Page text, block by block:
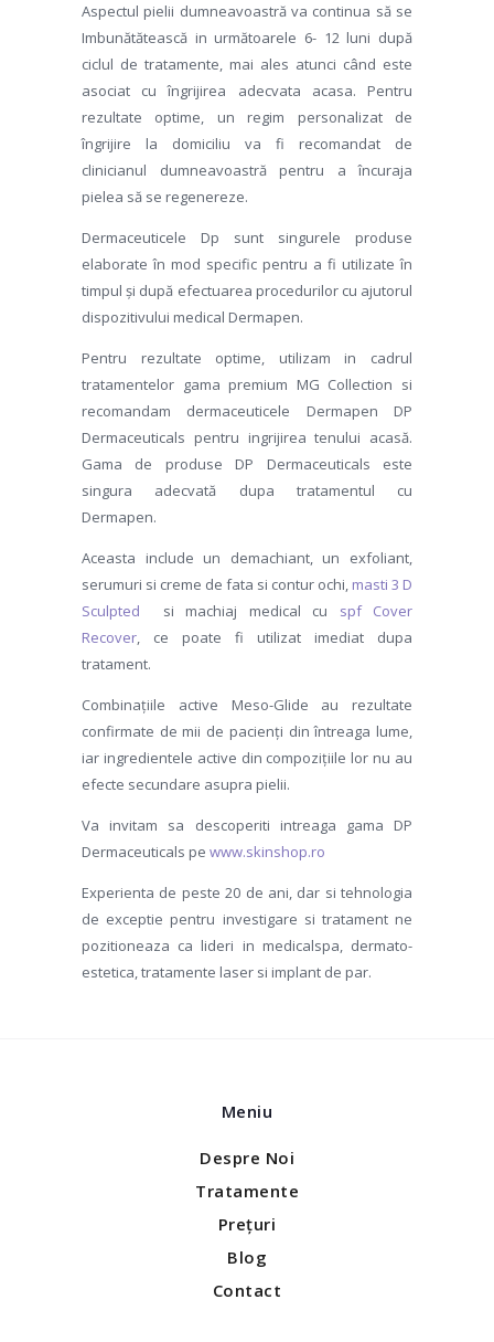
Aspectul pielii dumneavoastră va continua să se
Imbunătătească in următoarele 6- 12 luni după
ciclul de tratamente, mai ales atunci când este
asociat cu îngrijirea adecvata acasa. Pentru
rezultate optime, un regim personalizat de
îngrijire la domiciliu va fi recomandat de
clinicianul dumneavoastră pentru a încuraja
pielea să se regenereze.
Dermaceuticele Dp sunt singurele produse
elaborate în mod specific pentru a fi utilizate în
timpul și după efectuarea procedurilor cu ajutorul
dispozitivului medical Dermapen.
Pentru rezultate optime, utilizam in cadrul
tratamentelor gama premium MG Collection si
recomandam dermaceuticele Dermapen DP
Dermaceuticals pentru ingrijirea tenului acasă.
Gama de produse DP Dermaceuticals este
singura adecvată dupa tratamentul cu
Dermapen.
Aceasta include un demachiant, un exfoliant,
serumuri si creme de fata si contur ochi, masti 3 D
Sculpted
si machiaj medical cu spf Cover
Recover, ce poate fi utilizat imediat dupa
tratament.
Combinațiile active Meso-Glide au rezultate
confirmate de mii de pacienți din întreaga lume,
iar ingredientele active din compozițiile lor nu au
efecte secundare asupra pielii.
Va invitam sa descoperiti intreaga gama DP
Dermaceuticals pe www.skinshop.ro
Experienta de peste 20 de ani, dar si tehnologia
de exceptie pentru investigare si tratament ne
pozitioneaza ca lideri in medicalspa, dermato-
estetica, tratamente laser si implant de par.
Meniu
Despre Noi
Tratamente
Prețuri
Blog
Contact